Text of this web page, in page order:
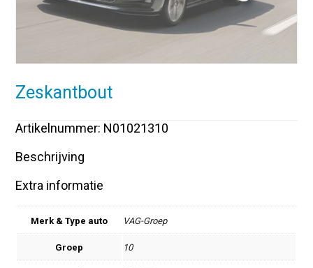
Zeskantbout
Artikelnummer: N01021310
Beschrijving
Extra informatie
Merk & Type auto VAG-Groep
Groep 10